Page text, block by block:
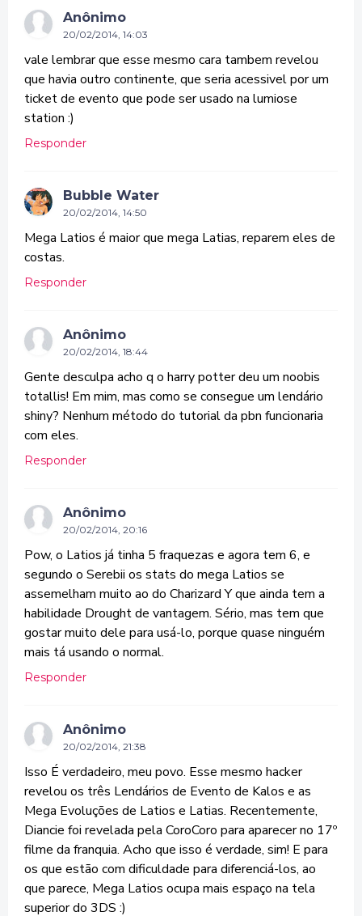
Anônimo
20/02/2014, 14:03
vale lembrar que esse mesmo cara tambem revelou
que havia outro continente, que seria acessivel por um
ticket de evento que pode ser usado na lumiose
station :)
Responder
Bubble Water
20/02/2014, 14:50
Mega Latios é maior que mega Latias, reparem eles de
costas.
Responder
Anônimo
20/02/2014, 18:44
Gente desculpa acho q o harry potter deu um noobis
totallis! Em mim, mas como se consegue um lendário
shiny? Nenhum método do tutorial da pbn funcionaria
com eles.
Responder
Anônimo
20/02/2014, 20:16
Pow, o Latios já tinha 5 fraquezas e agora tem 6, e
segundo o Serebii os stats do mega Latios se
assemelham muito ao do Charizard Y que ainda tem a
habilidade Drought de vantagem. Sério, mas tem que
gostar muito dele para usá-lo, porque quase ninguém
mais tá usando o normal.
Responder
Anônimo
20/02/2014, 21:38
Isso É verdadeiro, meu povo. Esse mesmo hacker
revelou os três Lendários de Evento de Kalos e as
Mega Evoluções de Latios e Latias. Recentemente,
Diancie foi revelada pela CoroCoro para aparecer no 17º
filme da franquia. Acho que isso é verdade, sim! E para
os que estão com dificuldade para diferenciá-los, ao
que parece, Mega Latios ocupa mais espaço na tela
superior do 3DS :)